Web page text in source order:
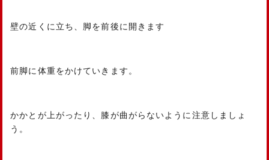
壁の近くに立ち、脚を前後に開きます
前脚に体重をかけていきます。
かかとが上がったり、膝が曲がらないように注意しましょ
う。